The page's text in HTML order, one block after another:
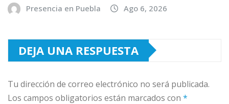
Presencia en Puebla Ago 6, 2026
DEJA UNA RESPUESTA
Tu dirección de correo electrónico no será publicada.
Los campos obligatorios están marcados con *